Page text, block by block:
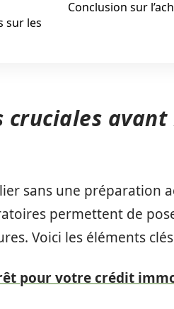
sur les
Conclusion sur
avant
sans une préparation
permettent de
Voici les éléments
pour votre crédit